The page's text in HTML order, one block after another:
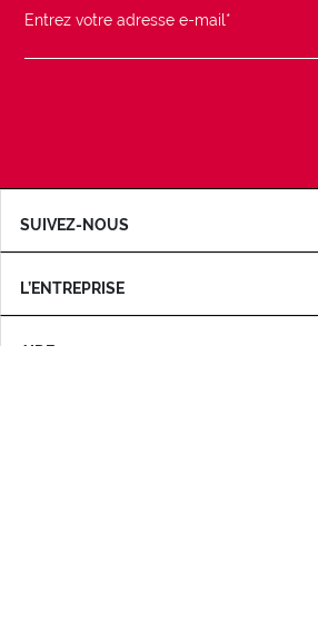
SUIVEZ-NOUS
L’ENTREPRISE
AIDE